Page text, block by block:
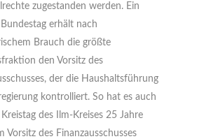
zugestanden werden. Ein
erhält nach
Brauch die größte
den Vorsitz des
der die Haushaltsführung
kontrolliert. So hat es auch
des Ilm-Kreises 25 Jahre
Vorsitz des Finanzausschusses